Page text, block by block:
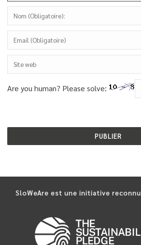
Are you human? Please solve:
SloWeAre est une initiative